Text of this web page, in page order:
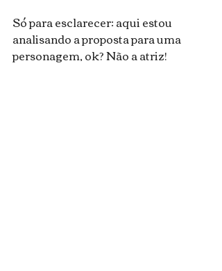
Só para esclarecer: aqui estou
analisando a proposta para uma
personagem, ok? Não a atriz!